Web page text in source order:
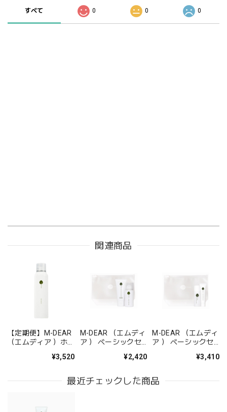
すべて 0 0 0
関連商品
【定期便】M-DEAR
（エムディア ）ホイ
¥3,520
M-DEAR （エムディ
ア ） ベーシックセ
¥2,420
M-DEAR （エムディ
ア ） ベーシックセ
¥3,410
最近チェックした商品